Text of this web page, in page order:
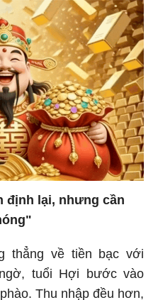
định lại, nhưng cần
thẳng về tiền bạc với
tuổi Hợi bước vào
Thu nhập đều hơn,